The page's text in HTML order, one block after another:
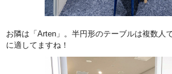
お隣は「Arten」。半円形のテーブルは複数人
に適してますね！